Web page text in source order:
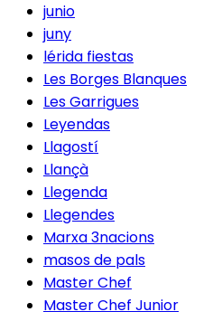
junio
juny
lérida fiestas
Les Borges Blanques
Les Garrigues
Leyendas
Llagostí
Llançà
Llegenda
Llegendes
Marxa 3nacions
masos de pals
Master Chef
Master Chef Junior